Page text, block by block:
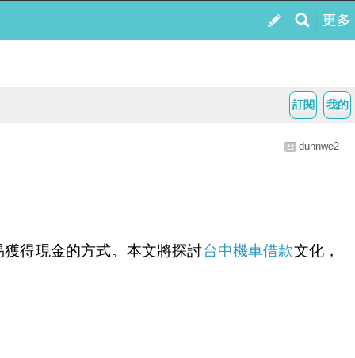
我的
訂閱
dunnwe2
得現金的方式。本文將探討台中機車借款文化，